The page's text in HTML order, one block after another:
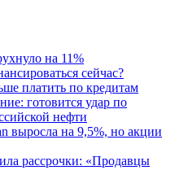
на 11%
сейчас?
платить по кредитам
готовится удар по
нефти
выросла на 9,5%, но акции
рассрочки: «Продавцы